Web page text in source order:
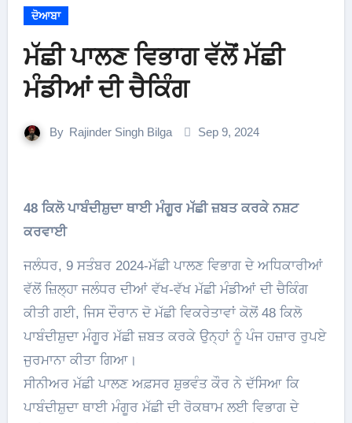
ਦੋਆਬਾ
ਮੱਛੀ ਪਾਲਣ ਵਿਭਾਗ ਵੱਲੋਂ ਮੱਛੀ
ਮੰਡੀਆਂ ਦੀ ਚੈਕਿੰਗ
By Rajinder Singh Bilga Sep 9, 2024
48 ਕਿਲੋ ਪਾਬੰਦੀਸ਼ੁਦਾ ਥਾਈ ਮੰਗੂਰ ਮੱਛੀ ਜ਼ਬਤ ਕਰਕੇ ਨਸ਼ਟ
ਕਰਵਾਈ
ਜਲੰਧਰ, 9 ਸਤੰਬਰ 2024-ਮੱਛੀ ਪਾਲਣ ਵਿਭਾਗ ਦੇ ਅਧਿਕਾਰੀਆਂ
ਵੱਲੋਂ ਜ਼ਿਲ੍ਹਾ ਜਲੰਧਰ ਦੀਆਂ ਵੱਖ-ਵੱਖ ਮੱਛੀ ਮੰਡੀਆਂ ਦੀ ਚੈਕਿੰਗ
ਕੀਤੀ ਗਈ, ਜਿਸ ਦੌਰਾਨ ਦੋ ਮੱਛੀ ਵਿਕਰੇਤਾਵਾਂ ਕੋਲੋਂ 48 ਕਿਲੋ
ਪਾਬੰਦੀਸ਼ੁਦਾ ਮੰਗੂਰ ਮੱਛੀ ਜ਼ਬਤ ਕਰਕੇ ਉਨ੍ਹਾਂ ਨੂੰ ਪੰਜ ਹਜ਼ਾਰ ਰੁਪਏ
ਜੁਰਮਾਨਾ ਕੀਤਾ ਗਿਆ।
ਸੀਨੀਅਰ ਮੱਛੀ ਪਾਲਣ ਅਫ਼ਸਰ ਸ਼ੁਭਵੰਤ ਕੌਰ ਨੇ ਦੱਸਿਆ ਕਿ
ਪਾਬੰਦੀਸ਼ੁਦਾ ਥਾਈ ਮੰਗੂਰ ਮੱਛੀ ਦੀ ਰੋਕਥਾਮ ਲਈ ਵਿਭਾਗ ਦੇ